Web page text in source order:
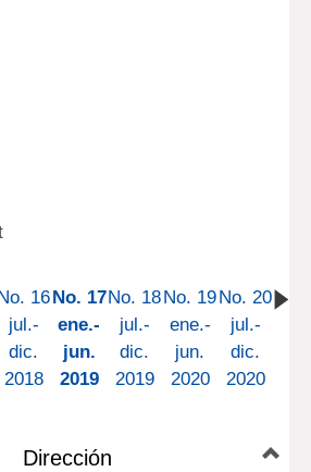
16
jul.-
dic.
2018
No. 17
ene.-
jun.
2019
No. 18
jul.-
dic.
2019
No. 19
ene.-
jun.
2020
No. 20
jul.-
dic.
2020
Dirección